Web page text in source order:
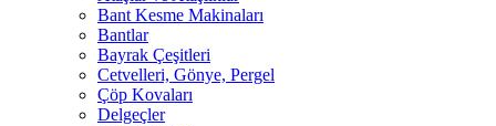
Bant Kesme Makinaları
Bantlar
Bayrak Çeşitleri
Cetvelleri, Gönye, Pergel
Çöp Kovaları
Delgeçler